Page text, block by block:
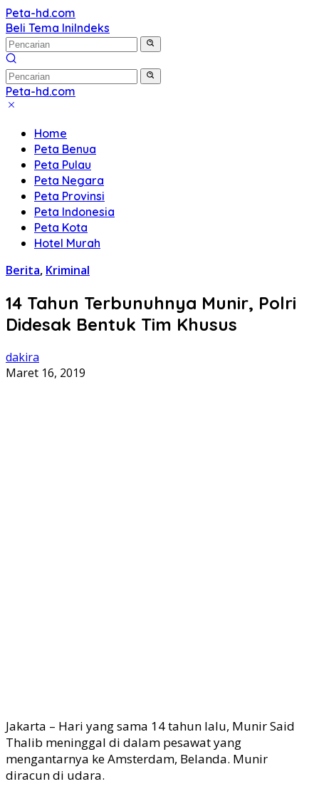
Langsung
ke
konten
Peta-hd.com
Kumpulan
Gambar
Peta
HD
Beli Tema IniIndeks
Peta-hd.com
Kumpulan
Peta
HD
Home
Peta Benua
Peta Pulau
Peta Negara
Peta Provinsi
Peta Indonesia
Peta Kota
Hotel Murah
Berita, Kriminal
14 Tahun Terbunuhnya Munir, Polri
Didesak Bentuk Tim Khusus
dakira
Maret 16, 2019
Jakarta – Hari yang sama 14 tahun lalu, Munir Said
Thalib meninggal di dalam pesawat yang
mengantarnya ke Amsterdam, Belanda. Munir
diracun di udara.